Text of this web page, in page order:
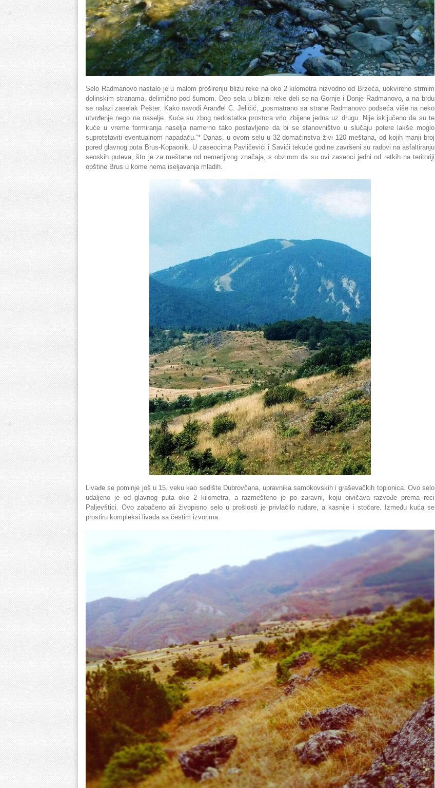
Selo Radmanovo nastalo je u malom proširenju blizu reke na oko 2 kilometra nizvodno od Brzeća, uokvireno strmim
dolinskim stranama, delimično pod šumom. Deo sela u blizini reke deli se na Gornje i Donje Radmanovo, a na brdu
se nalazi zaselak Pešter. Kako navodi Aranđel C. Jeličić, „posmatrano sa strane Radmanovo podseća više na neko
utvrđenje nego na naselje. Kuće su zbog nedostatka prostora vrlo zbijene jedna uz drugu. Nije isključeno da su te
kuće u vreme formiranja naselja namerno tako postavljene da bi se stanovništvo u slučaju potere lakše moglo
suprotstaviti eventualnom napadaču.“* Danas, u ovom selu u 32 domaćinstva živi 120 meštana, od kojih manji broj
pored glavnog puta Brus-Kopaonik. U zaseocima Pavličevići i Savići tekuće godine završeni su radovi na asfaltiranju
seoskih puteva, što je za meštane od nemerljivog značaja, s obzirom da su ovi zaseoci jedni od retkih na teritoriji
opštine Brus u kome nema iseljavanja mladih.
Livađe se pominje još u 15. veku kao sedište Dubrovčana, upravnika samokovskih i graševačkih topionica. Ovo selo
udaljeno je od glavnog puta oko 2 kilometra, a razmešteno je po zaravni, koju oivičava razvođe prema reci
Paljevštici. Ovo zabačeno ali živopisno selo u prošlosti je privlačilo rudare, a kasnije i stočare. Između kuća se
prostiru kompleksi livada sa čestim izvorima.